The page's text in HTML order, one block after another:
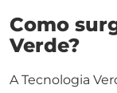
Como
Verde?
A Tecnologia